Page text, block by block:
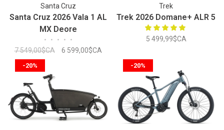
Santa Cruz
Santa Cruz 2026 Vala 1 AL
MX Deore
• • • • •
7 549,00$CA 6 599,00$CA
Trek
Trek 2026 Domane+ ALR 5
5 499,99$CA
-20% -20%